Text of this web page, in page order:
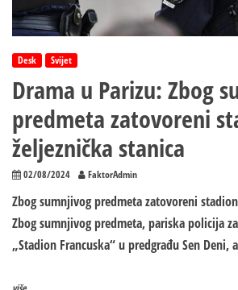
Desk Svijet
Drama u Parizu: Zbog
predmeta zatovoreni
željeznička stanica
02/08/2024 FaktorAdmin
Zbog sumnjivog predmeta zatovoreni
Zbog sumnjivog predmeta, pariska policija
„Stadion Francuska“ u predgrađu Sen Deni,